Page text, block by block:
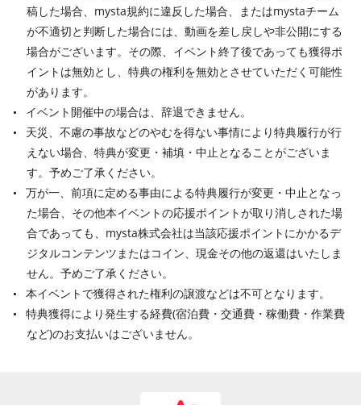
稿した場合、mysta規約に違反した場合、またはmystaチーム
が不適切と判断した場合には、動画を差し戻しや非公開にする
場合がございます。その際、イベント終了後であっても獲得ポ
イントは無効とし、特典の権利を無効とさせていただく可能性
があります。
イベント開催中の場合は、辞退できません。
天災、不慮の事故などのやむを得ない事情により特典履行が行
えない場合、特典が変更・補填・中止となることがございま
す。予めご了承ください。
万が一、前項に定める事由による特典履行が変更・中止となっ
た場合、その他本イベントの応援ポイントが取り消しされた場
合であっても、mysta株式会社は当該応援ポイントにかかるデ
ジタルコンテンツまたはコイン、現金その他の返還はいたしま
せん。予めご了承ください。
本イベントで獲得された権利の譲渡などは不可となります。
特典獲得により発生する経費(宿泊費・交通費・稼働費・作業費
など)のお支払いはございません。